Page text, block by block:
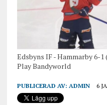
Edsbyns IF - Hammarby 6-
Play Bandyworld
PUBLICERAD AV: ADMIN 6